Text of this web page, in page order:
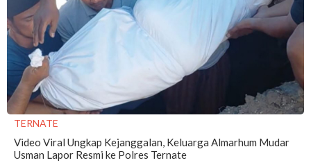
TERNATE
Video Viral Ungkap Kejanggalan, Keluarga Almarhum Mudar
Usman Lapor Resmi ke Polres Ternate